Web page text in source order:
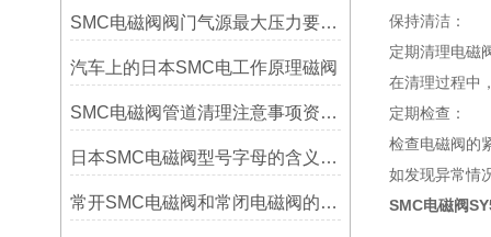
SMC电磁阀阀门气源最大压力要求（气源质量的重要性）
汽车上的日本SMC电工作原理磁阀
SMC电磁阀管道清理注意事项资料有哪些
日本SMC电磁阀型号字母的含义及相关知识详解
常开SMC电磁阀和常闭电磁阀的区别是什么
‌保持清洁‌：
定期清理电磁
在清理过程中
‌定期检查‌：
检查电磁阀的
如发现异常情
SMC电磁阀